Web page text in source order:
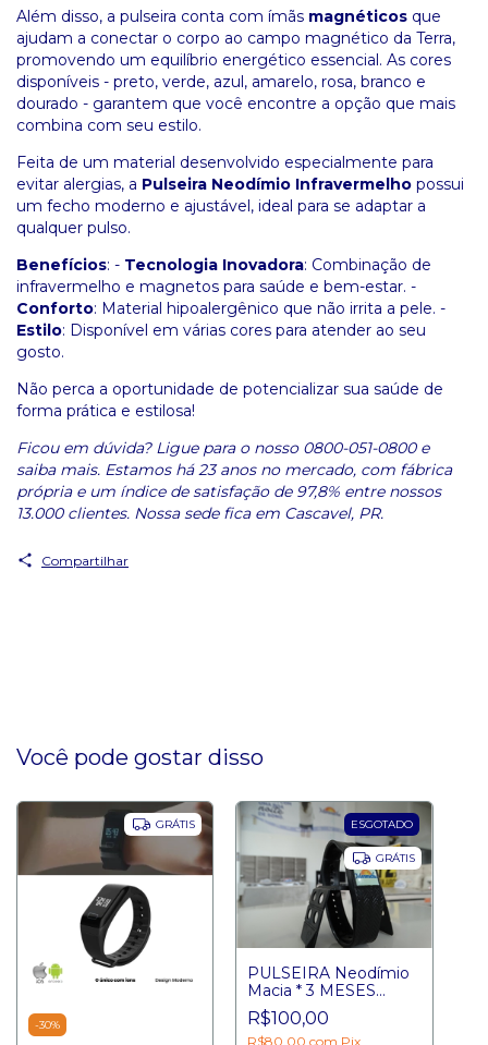
Além disso, a pulseira conta com ímãs magnéticos que
ajudam a conectar o corpo ao campo magnético da Terra,
promovendo um equilíbrio energético essencial. As cores
disponíveis - preto, verde, azul, amarelo, rosa, branco e
dourado - garantem que você encontre a opção que mais
combina com seu estilo.
Feita de um material desenvolvido especialmente para
evitar alergias, a Pulseira Neodímio Infravermelho possui
um fecho moderno e ajustável, ideal para se adaptar a
qualquer pulso.
Benefícios: - Tecnologia Inovadora: Combinação de
infravermelho e magnetos para saúde e bem-estar. -
Conforto: Material hipoalergênico que não irrita a pele. -
Estilo: Disponível em várias cores para atender ao seu
gosto.
Não perca a oportunidade de potencializar sua saúde de
forma prática e estilosa!
Ficou em dúvida? Ligue para o nosso 0800-051-0800 e
saiba mais. Estamos há 23 anos no mercado, com fábrica
própria e um índice de satisfação de 97,8% entre nossos
13.000 clientes. Nossa sede fica em Cascavel, PR.
Compartilhar
Você pode gostar disso
GRÁTIS
-30%
ESGOTADO
GRÁTIS
PULSEIRA Neodímio
Macia * 3 MESES
GARANTIA *
R$100,00
R$80,00com Pix